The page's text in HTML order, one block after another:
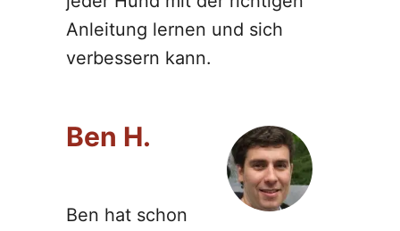
Anleitung lernen und sich
verbessern kann.
Ben H.
Ben hat schon